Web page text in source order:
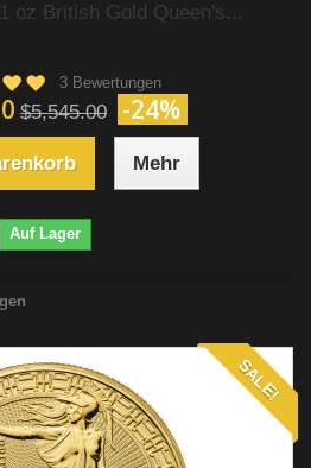
oz British Gold Queen's...
3 Bewertungen
$5,545.00 -24%
Mehr
Auf Lager
SALE!